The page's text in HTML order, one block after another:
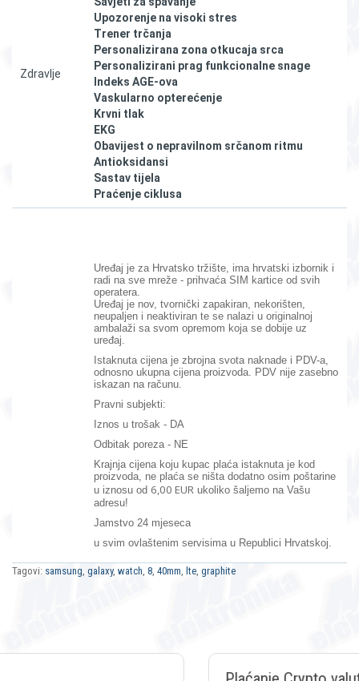
Zdravlje
Upozorenje na visoki stres
Trener trčanja
Personalizirana zona otkucaja srca
Personalizirani prag funkcionalne snage
Indeks AGE-ova
Vaskularno opterećenje
Krvni tlak
EKG
Obavijest o nepravilnom srčanom ritmu
Antioksidansi
Sastav tijela
Praćenje ciklusa
Uređaj je za Hrvatsko tržište, ima hrvatski izbornik i
radi na sve mreže - prihvaća SIM kartice od svih
operatera.
Uređaj je nov, tvornički zapakiran, nekorišten,
neupaljen i neaktiviran te se nalazi u originalnoj
ambalaži sa svom opremom koja se dobije uz
uređaj.
Istaknuta cijena je zbrojna svota naknade i PDV-a,
odnosno ukupna cijena proizvoda. PDV nije zasebno
iskazan na računu.
Pravni subjekti:
Iznos u trošak - DA
Odbitak poreza - NE
Krajnja cijena koju kupac plaća istaknuta je kod
proizvoda, ne plaća se ništa dodatno osim poštarine
u iznosu od 6,00 EUR ukoliko šaljemo na Vašu
adresu!
Jamstvo 24 mjeseca
u svim ovlaštenim servisima u Republici Hrvatskoj.
Tagovi: samsung, galaxy, watch, 8, 40mm, lte, graphite